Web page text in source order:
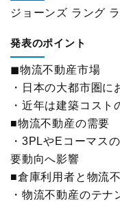
ジョーンズ ラング
発表のポイント
◼物流不動産市場
・日本の大都市圏
・近年は建築コス
■物流不動産の需要
・3PLやEコーマス
要動向へ影響
■倉庫利用者と物流
・物流不動産のテ